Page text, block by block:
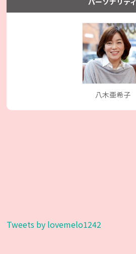
八木亜希子
Tweets by lovemelo1242